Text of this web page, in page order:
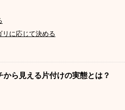
リに応じて決める
ら見える片付けの実態とは？